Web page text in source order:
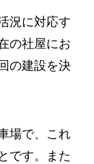
況に対応す
の社屋にお
の建設を決
場で、これ
です。また